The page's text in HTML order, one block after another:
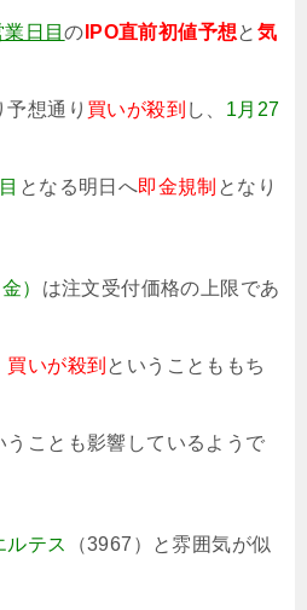
業日目の IPO直前初値予想と 気
予想通り 買いが殺到 し、 1月27
となる明日へ即金規制 となり
） は注文受付価格の上限であ
買いが殺到 ということももち
うことも影響しているようで
ルテス
（3967）と雰囲気が似